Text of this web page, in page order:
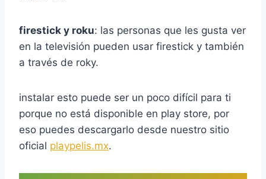
firestick y roku: las personas que les gusta ver
en la televisión pueden usar firestick y también
a través de roky.
instalar esto puede ser un poco difícil para ti
porque no está disponible en play store, por
eso puedes descargarlo desde nuestro sitio
oficial playpelis.mx.